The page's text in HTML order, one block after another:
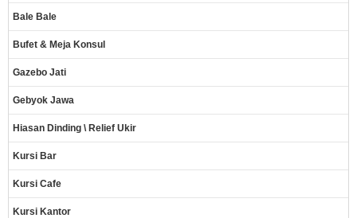
Bale Bale
Bufet & Meja Konsul
Gazebo Jati
Gebyok Jawa
Hiasan Dinding \ Relief Ukir
Kursi Bar
Kursi Cafe
Kursi Kantor